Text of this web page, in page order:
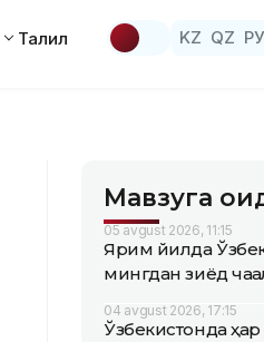
Таҳлил KZ QZ РУ
Мавзуга
05 avgust 2026, 11:15
Ярим йилда
мингдан зиёд
04 avgust 2026, 17:15
Ўзбекистонда